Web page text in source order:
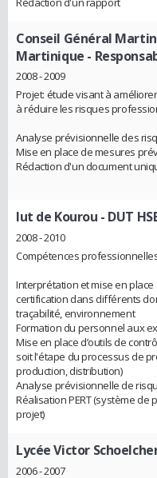
Conseil Général
Martinique -
2008 - 2009
Projet: étude visant à
à réduire les risques
Analyse prévisionnelle des
Mise en place de mesures
Rédaction d'un document
Iut de Kourou - DUT
2008 - 2010
Compétences
Interprétation et mise en
certification dans différents
traçabilité, environnement
Formation du personnel aux
Mise en place d’outils de
soit l'étape du processus de
production, distribution)
Analyse prévisionnelle de
Réalisation PERT (système
projet)
Lycée Victor
2006 - 2007